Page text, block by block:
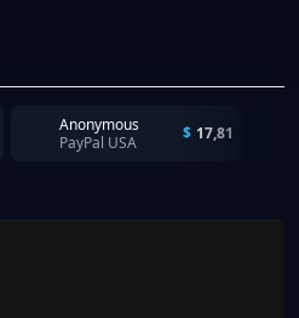
Anonymous
PayPal USA
$ 17,81